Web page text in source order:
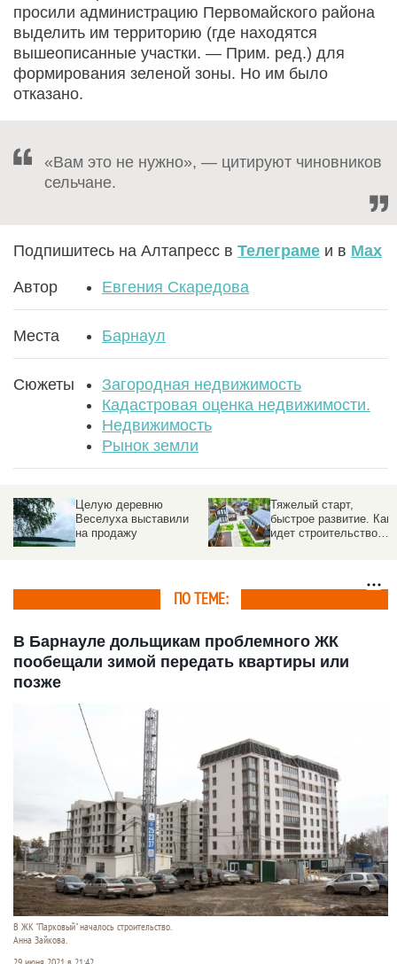
просили администрацию Первомайского района
выделить им территорию (где находятся
вышеописанные участки. — Прим. ред.) для
формирования зеленой зоны. Но им было
отказано.
«Вам это не нужно», — цитируют чиновников
сельчане.
Подпишитесь на Алтапресс в Телеграме и в Max
Автор Евгения Скаредова
Места Барнаул
Сюжеты
Загородная недвижимость
Кадастровая оценка недвижимости.
Недвижимость
Рынок земли
Целую деревню
Веселуха выставили
на продажу
Тяжелый старт,
быстрое развитие. Как
идет строительство
ПО ТЕМЕ:
В Барнауле дольщикам проблемного ЖК
пообещали зимой передать квартиры или
позже
В ЖК "Парковый" началось строительство.
Анна Зайкова.